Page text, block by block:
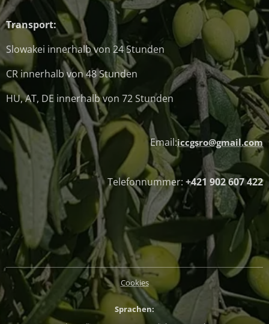
Transport:
Slowakei innerhalb von 24 Stunden
CR innerhalb von 48 Stunden
HU, AT, DE innerhalb von 72 Stunden
Email:iccgsro@gmail.com
Telefonnummer: +421 902 607 422
Cookies
Sprachen